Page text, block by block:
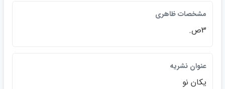
مشخصات ظاهري
3ص.
عنوان نشريه
يكان نو